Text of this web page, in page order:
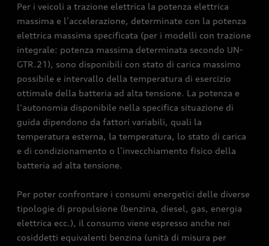
Per i veicoli a trazione elettrica la potenza elettrica
massima e l’accelerazione, determinate con la potenza
elettrica massima specificata (per i modelli con trazione
integrale: potenza massima determinata secondo UN-
GTR.21), sono disponibili con stato di carica massimo
possibile e intervallo della temperatura di esercizio
ottimale della batteria ad alta tensione. La potenza e
l'autonomia disponibile nella specifica situazione di
guida dipendono da fattori variabili, quali la
temperatura esterna, la temperatura, lo stato di carica
e di condizionamento o l’invecchiamento fisico della
batteria ad alta tensione.
Per poter confrontare i consumi energetici delle diverse
tipologie di propulsione (benzina, diesel, gas, energia
elettrica ecc.), il consumo viene espresso anche nei
cosiddetti equivalenti benzina (unità di misura per